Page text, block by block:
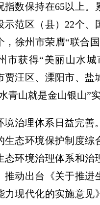
指数保持在65以上。
示范区（县）22个、
，徐州市荣膺“联合
市获得“美丽山水城
贾汪区、溧阳市、盐
青山就是金山银山”
境治理体系日益完善
生态环境保护制度综
态环境治理体系和治
推动出台《关于推进
力现代化的实施意见